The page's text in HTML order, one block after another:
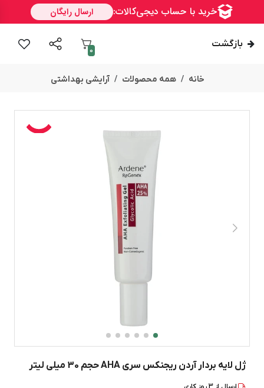
بازگشت
0
خانه همه محصولات آرایشی بهداشتی
ژل لایه بردار آردن ریجنکس سری AHA حجم 30 میلی لیتر